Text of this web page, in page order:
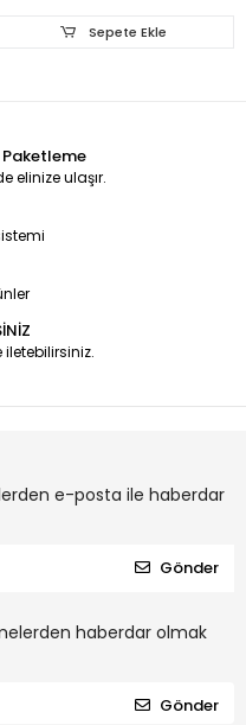
Sepete Ekle
Paketleme
elinize ulaşır.
iletebilirsiniz.
e-posta ile haberdar
Gönder
haberdar olmak
Gönder